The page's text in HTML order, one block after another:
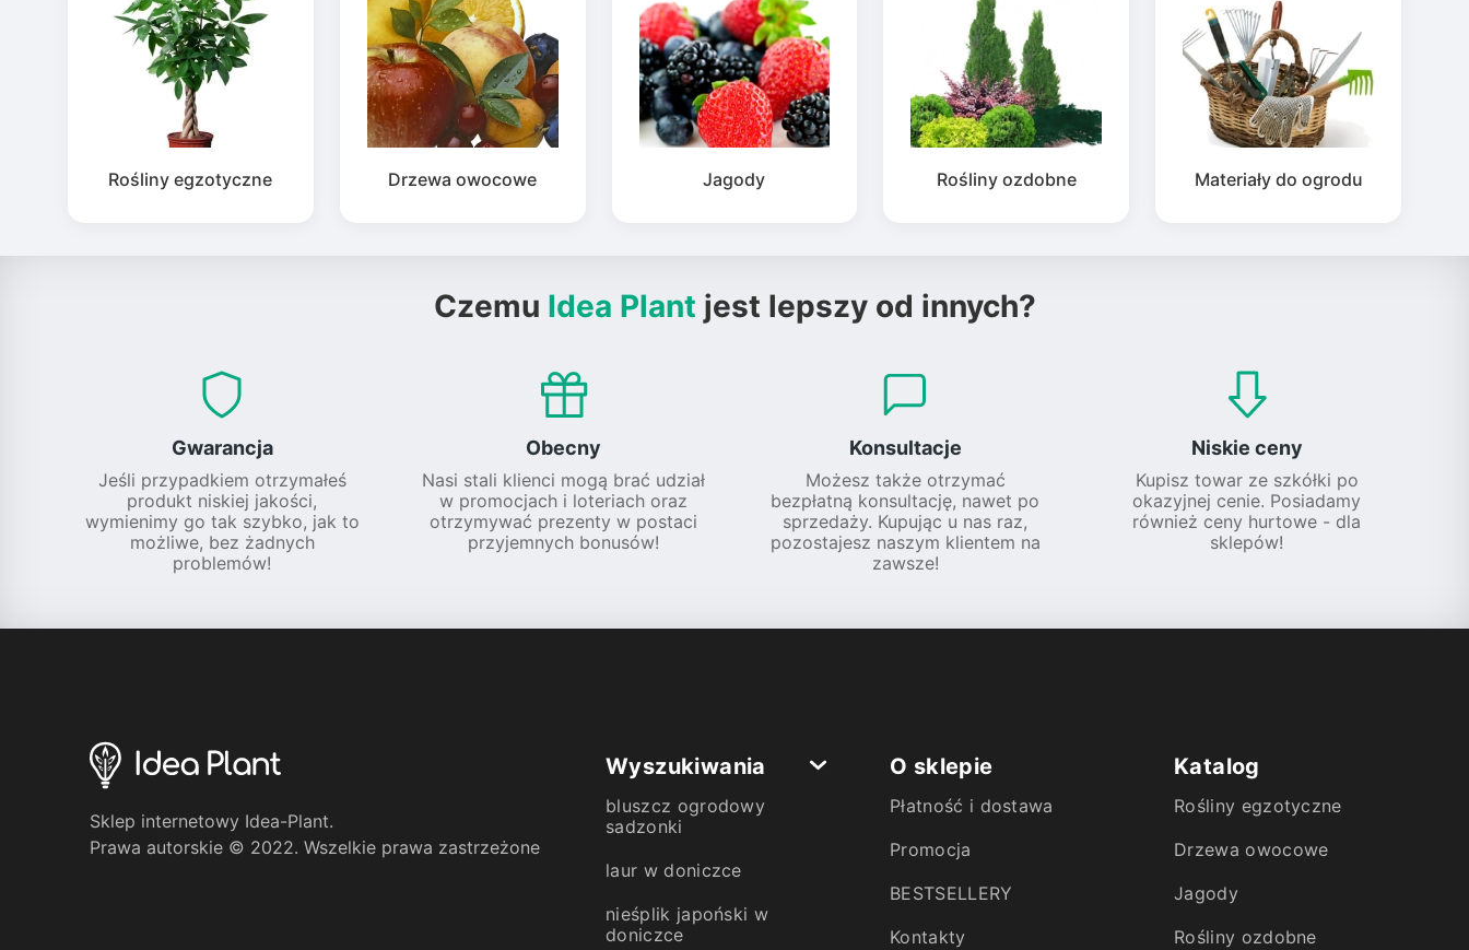
Rośliny egzotyczne Drzewa owocowe Jagody Rośliny ozdobne Materiały do ogrodu
Czemu Idea Plant jest lepszy od innych?
Gwarancja
Jeśli przypadkiem otrzymałeś
produkt niskiej jakości,
wymienimy go tak szybko, jak to
możliwe, bez żadnych
problemów!
Obecny
Nasi stali klienci mogą brać udział
w promocjach i loteriach oraz
otrzymywać prezenty w postaci
przyjemnych bonusów!
Konsultacje
Możesz także otrzymać
bezpłatną konsultację, nawet po
sprzedaży. Kupując u nas raz,
pozostajesz naszym klientem na
zawsze!
Niskie ceny
Kupisz towar ze szkółki po
okazyjnej cenie. Posiadamy
również ceny hurtowe - dla
sklepów!
Sklep internetowy Idea-Plant.
Prawa autorskie © 2022. Wszelkie prawa zastrzeżone
Wyszukiwania
bluszcz ogrodowy
sadzonki
laur w doniczce
nieśplik japoński w
doniczce
O sklepie
Płatność i dostawa
Promocja
BESTSELLERY
Kontakty
Katalog
Rośliny egzotyczne
Drzewa owocowe
Jagody
Rośliny ozdobne